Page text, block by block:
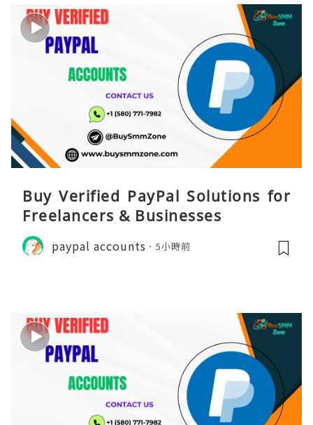
Buy Verified PayPal Solutions for
Freelancers & Businesses
paypal accounts 5小時前